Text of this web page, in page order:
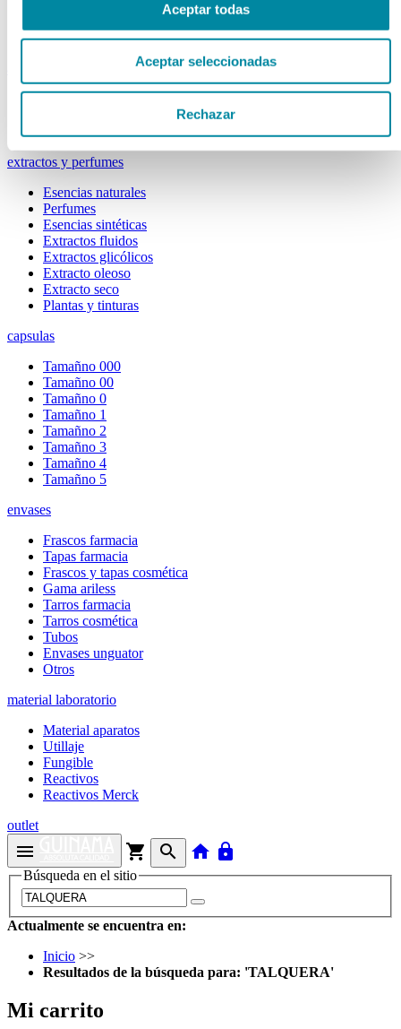
Aceptar todas
Aceptar seleccionadas
Rechazar
Emulsionantes
Ceras
extractos y perfumes
Esencias naturales
Perfumes
Esencias sintéticas
Extractos fluidos
Extractos glicólicos
Extracto oleoso
Extracto seco
Plantas y tinturas
capsulas
Tamañno 000
Tamañno 00
Tamañno 0
Tamañno 1
Tamañno 2
Tamañno 3
Tamañno 4
Tamañno 5
envases
Frascos farmacia
Tapas farmacia
Frascos y tapas cosmética
Gama ariless
Tarros farmacia
Tarros cosmética
Tubos
Envases unguator
Otros
material laboratorio
Material aparatos
Utillaje
Fungible
Reactivos
Reactivos Merck
outlet
menu shopping_cart search home lock
Búsqueda en el sitio
Actualmente se encuentra en:
Inicio >>
Resultados de la búsqueda para: 'TALQUERA'
Mi carrito